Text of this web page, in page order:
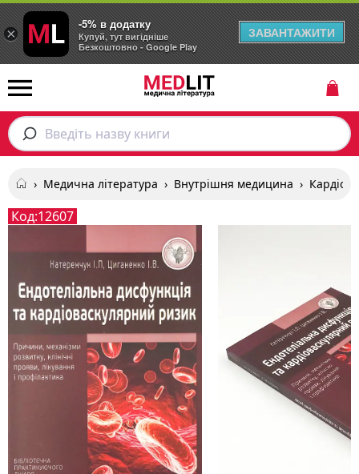
Введіть назву книги
› Медична література › Внутрішня медицина ›
Код:12607
×
-5% в додатку
Купуй, тут вигідніше
Безкоштовно - Google Play
ЗАВАНТАЖИТИ